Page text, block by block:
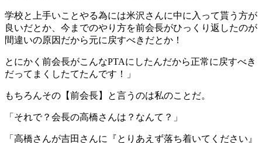
学校と上手いことやる為には米沢さんに中に入って貰う方が
良いだとか、今までのやり方を前会長がひっくり返したのが
間違いの原因だから元に戻すべきだとか！
とにかく前会長がこんなPTAにしたんだから正常に戻すべき
だってまくしたてたんです！」
もちろんその【前会長】と言うのは私のことだ。
「それで？会長の高橋さんは？なんて？」
「高橋さんが吉田さんに『とりあえず落ち着いてください』